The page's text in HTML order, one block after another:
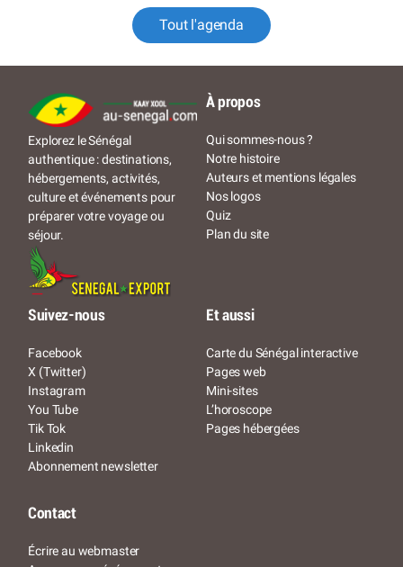
Tout l'agenda
Explorez le Sénégal
authentique : destinations,
hébergements, activités,
culture et événements pour
préparer votre voyage ou
séjour.
À propos
Qui sommes-nous ?
Notre histoire
Auteurs et mentions légales
Nos logos
Quiz
Plan du site
Suivez-nous
Facebook
X (Twitter)
Instagram
You Tube
Tik Tok
Linkedin
Abonnement newsletter
Et aussi
Carte du Sénégal interactive
Pages web
Mini-sites
L’horoscope
Pages hébergées
Contact
Écrire au webmaster